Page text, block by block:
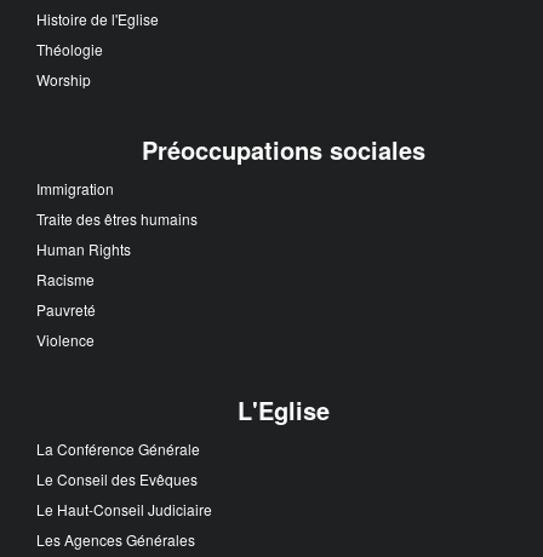
Histoire de l'Eglise
Théologie
Worship
Préoccupations sociales
Immigration
Traite des êtres humains
Human Rights
Racisme
Pauvreté
Violence
L'Eglise
La Conférence Générale
Le Conseil des Evêques
Le Haut-Conseil Judiciaire
Les Agences Générales